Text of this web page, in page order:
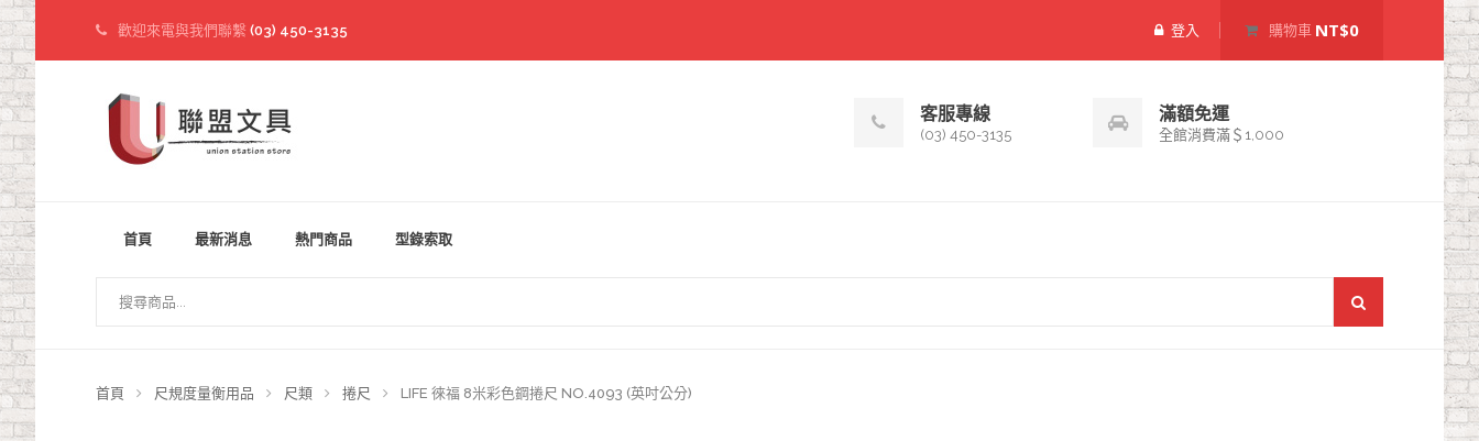
歡迎來電與我們聯繫 (03) 450-3135 登入 購物車 NT$0
客服專線
(03) 450-3135
滿額免運
全館消費滿＄1,000
首頁 最新消息 熱門商品 型錄索取
首頁 尺規度量衡用品 尺類 捲尺 LIFE 徠福 8米彩色鋼捲尺 NO.4093 (英吋公分)